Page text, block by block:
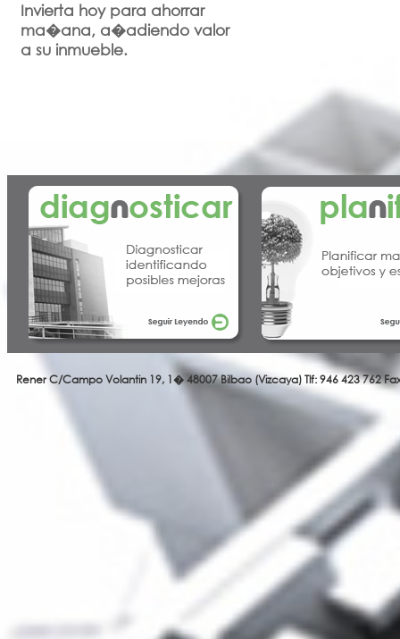
Invierta hoy para ahorrar
ma�ana, a�adiendo valor
a su inmueble.
RenerC/Campo Volantin 19, 1� 48007 Bilbao (Vizcaya) Tlf: 946 423 762